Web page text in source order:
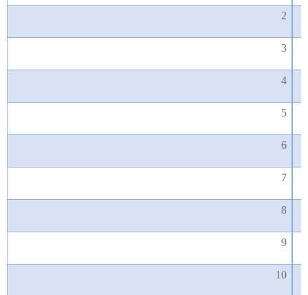
2
3
4
5
6
7
8
9
10